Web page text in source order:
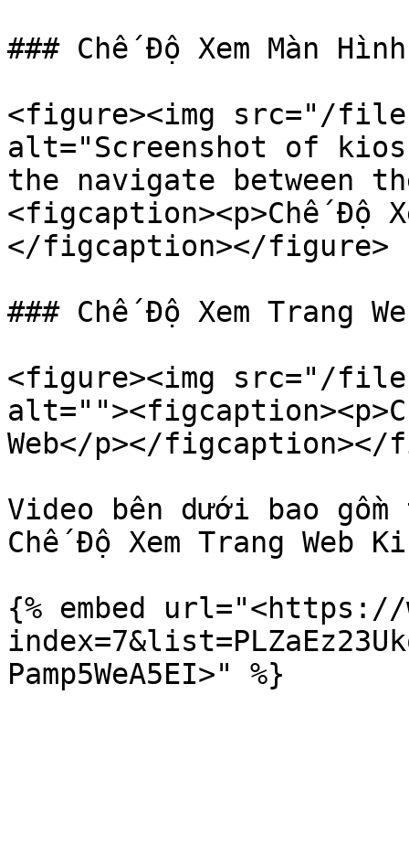
### Chế Độ Xem Màn
<figure><img src="/files/
alt="Screenshot of
the navigate between
<figcaption><p>Chế Độ
</figcaption></figure>
### Chế Độ Xem Trang
<figure><img src="/files/
Web</p></figcaption></
Video bên dưới bao
Chế Độ Xem Trang Web
{% embed url="<https://